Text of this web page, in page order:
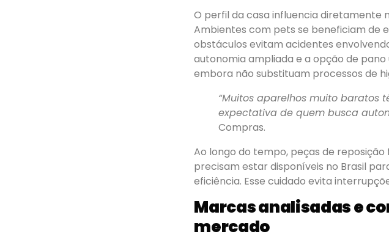
O perfil da casa influencia diretamente
Ambientes com pets se beneficiam de
obstáculos evitam acidentes
autonomia ampliada e a opção de
embora não substituam processos de
“Muitos aparelhos muito baratos
expectativa de quem busca
Compras.
Ao longo do tempo, peças de
precisam estar disponíveis no Brasil
eficiência. Esse cuidado evita
Marcas analisadas e
mercado